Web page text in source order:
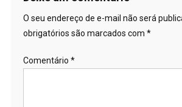
O seu endereço de e-mail não será
obrigatórios são marcados com *
Comentário *